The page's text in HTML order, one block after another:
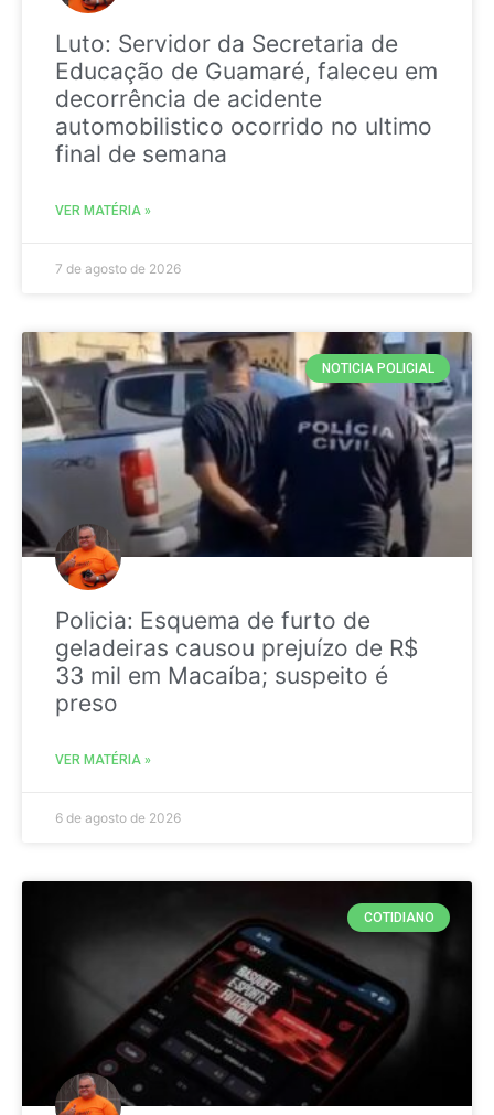
Luto: Servidor da Secretaria de
Educação de Guamaré, faleceu em
decorrência de acidente
automobilistico ocorrido no ultimo
final de semana
VER MATÉRIA »
7 de agosto de 2026
NOTICIA POLICIAL
Policia: Esquema de furto de
geladeiras causou prejuízo de R$
33 mil em Macaíba; suspeito é
preso
VER MATÉRIA »
6 de agosto de 2026
COTIDIANO